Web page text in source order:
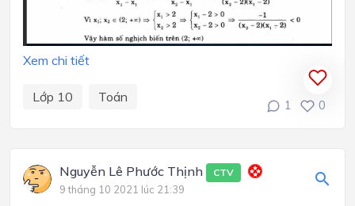
Xem chi tiết
Lớp 10 Toán
1 0
Nguyễn Lê Phước Thịnh CTV
9 tháng 10 2021 lúc 21:39